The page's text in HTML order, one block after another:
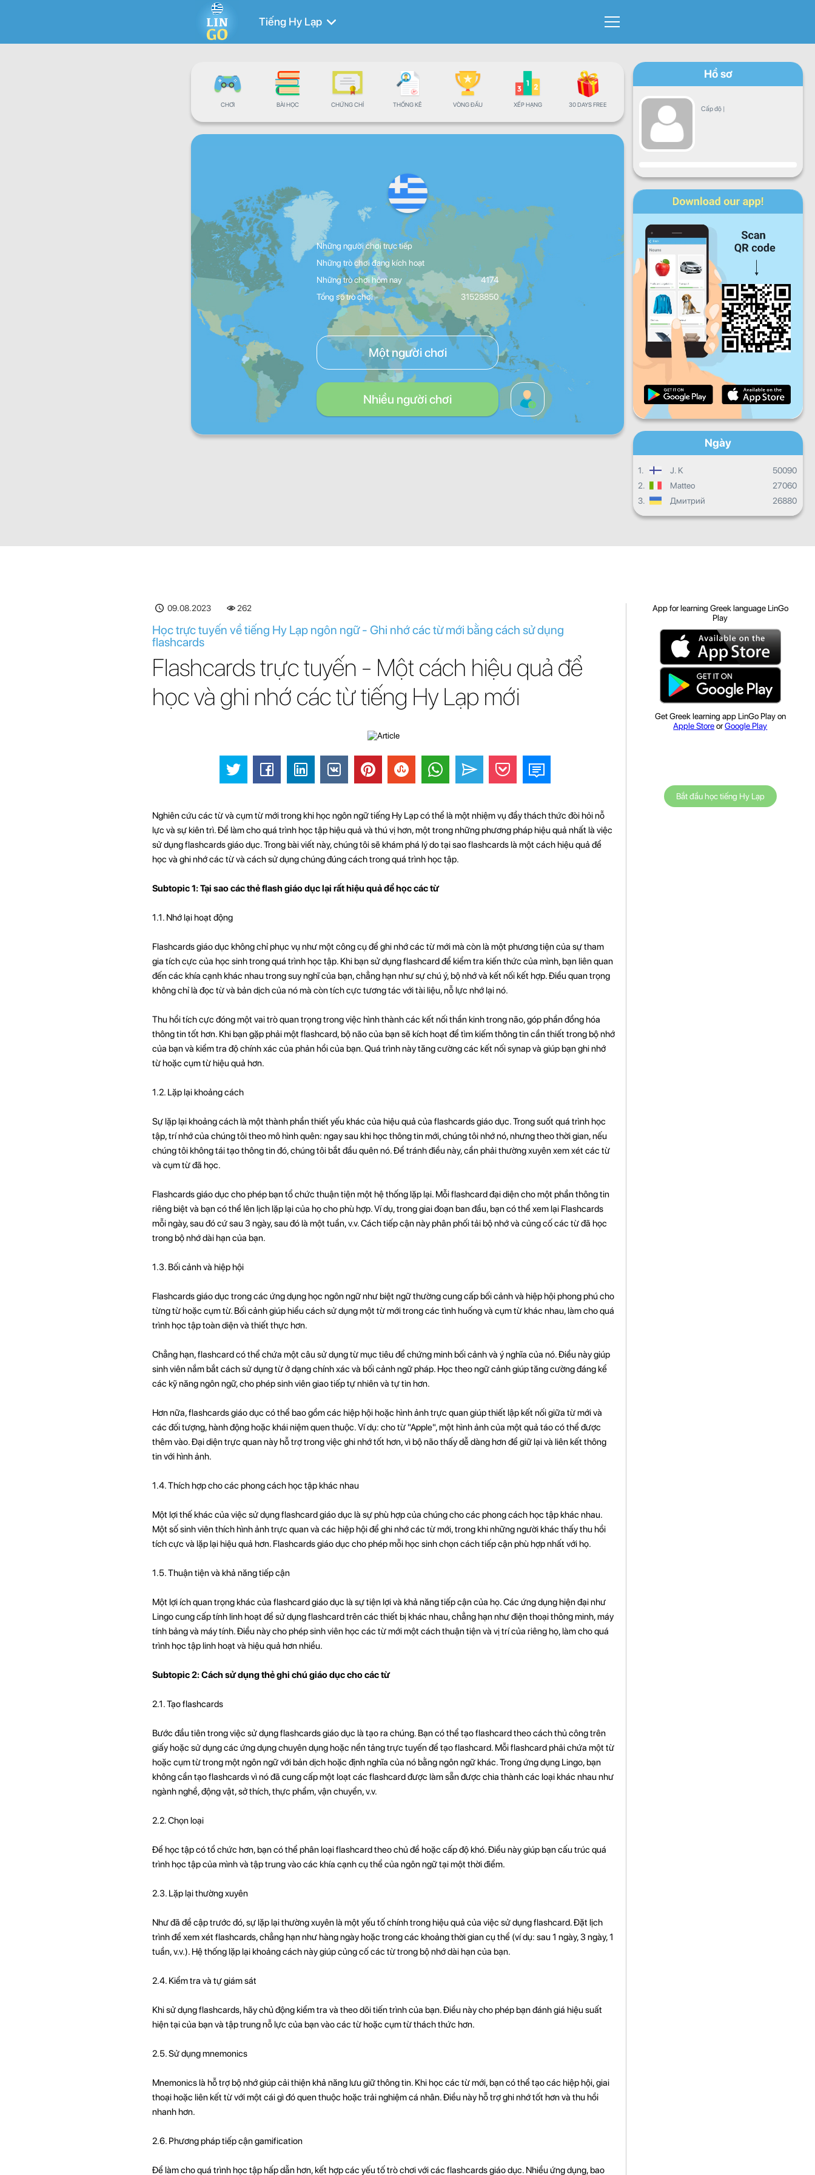
Tiếng Hy Lạp
CHƠI BÀI HỌC CHỨNG CHỈ THỐNG KÊ VÒNG ĐẤU XẾP HẠNG 30 DAYS FREE
Những người chơi trực tiếp
Những trò chơi đang kích hoạt
Những trò chơi hôm nay
4174
Tổng số trò chơi
31528850
Một người chơi
Nhiều người chơi
Hồ sơ
Cấp độ |
Sự tiến triển
Thứ hai Thứ tư Thứ
Thứ sáu Thứ bảy Chủ
nhật
Quá trình hàng ngày
Quá trình hàng tháng
Sự tiến triển chung
Ngày
1. J. K
50090
2.
Matteo
27060
3.
Дмитрий 26880
09.08.2023 262
Học trực tuyến về tiếng Hy Lạp ngôn ngữ - Ghi nhớ các từ mới bằng cách sử dụng
flashcards
Flashcards trực tuyến - Một cách hiệu quả để
học và ghi nhớ các từ tiếng Hy Lạp mới
Nghiên cứu các từ và cụm từ mới trong khi học ngôn ngữ tiếng Hy Lạp có thể là một nhiệm vụ đầy thách thức đòi hỏi nỗ
lực và sự kiên trì. Để làm cho quá trình học tập hiệu quả và thú vị hơn, một trong những phương pháp hiệu quả nhất là việc
sử dụng flashcards giáo dục. Trong bài viết này, chúng tôi sẽ khám phá lý do tại sao flashcards là một cách hiệu quả để
học và ghi nhớ các từ và cách sử dụng chúng đúng cách trong quá trình học tập.
Subtopic 1: Tại sao các thẻ flash giáo dục lại rất hiệu quả để học các từ
1.1. Nhớ lại hoạt động
Flashcards giáo dục không chỉ phục vụ như một công cụ để ghi nhớ các từ mới mà còn là một phương tiện của sự tham
gia tích cực của học sinh trong quá trình học tập. Khi bạn sử dụng flashcard để kiểm tra kiến ​​thức của mình, bạn liên quan
đến các khía cạnh khác nhau trong suy nghĩ của bạn, chẳng hạn như sự chú ý, bộ nhớ và kết nối kết hợp. Điều quan trọng
không chỉ là đọc từ và bản dịch của nó mà còn tích cực tương tác với tài liệu, nỗ lực nhớ lại nó.
Thu hồi tích cực đóng một vai trò quan trọng trong việc hình thành các kết nối thần kinh trong não, góp phần đồng hóa
thông tin tốt hơn. Khi bạn gặp phải một flashcard, bộ não của bạn sẽ kích hoạt để tìm kiếm thông tin cần thiết trong bộ nhớ
của bạn và kiểm tra độ chính xác của phản hồi của bạn. Quá trình này tăng cường các kết nối synap và giúp bạn ghi nhớ
từ hoặc cụm từ hiệu quả hơn.
1.2. Lặp lại khoảng cách
Sự lặp lại khoảng cách là một thành phần thiết yếu khác của hiệu quả của flashcards giáo dục. Trong suốt quá trình học
tập, trí nhớ của chúng tôi theo mô hình quên: ngay sau khi học thông tin mới, chúng tôi nhớ nó, nhưng theo thời gian, nếu
chúng tôi không tái tạo thông tin đó, chúng tôi bắt đầu quên nó. Để tránh điều này, cần phải thường xuyên xem xét các từ
và cụm từ đã học.
Flashcards giáo dục cho phép bạn tổ chức thuận tiện một hệ thống lặp lại. Mỗi flashcard đại diện cho một phần thông tin
riêng biệt và bạn có thể lên lịch lặp lại của họ cho phù hợp. Ví dụ, trong giai đoạn ban đầu, bạn có thể xem lại Flashcards
mỗi ngày, sau đó cứ sau 3 ngày, sau đó là một tuần, v.v. Cách tiếp cận này phân phối tải bộ nhớ và củng cố các từ đã học
trong bộ nhớ dài hạn của bạn.
1.3. Bối cảnh và hiệp hội
Flashcards giáo dục trong các ứng dụng học ngôn ngữ như biệt ngữ thường cung cấp bối cảnh và hiệp hội phong phú cho
từng từ hoặc cụm từ. Bối cảnh giúp hiểu cách sử dụng một từ mới trong các tình huống và cụm từ khác nhau, làm cho quá
trình học tập toàn diện và thiết thực hơn.
Chẳng hạn, flashcard có thể chứa một câu sử dụng từ mục tiêu để chứng minh bối cảnh và ý nghĩa của nó. Điều này giúp
sinh viên nắm bắt cách sử dụng từ ở dạng chính xác và bối cảnh ngữ pháp. Học theo ngữ cảnh giúp tăng cường đáng kể
các kỹ năng ngôn ngữ, cho phép sinh viên giao tiếp tự nhiên và tự tin hơn.
Hơn nữa, flashcards giáo dục có thể bao gồm các hiệp hội hoặc hình ảnh trực quan giúp thiết lập kết nối giữa từ mới và
các đối tượng, hành động hoặc khái niệm quen thuộc. Ví dụ: cho từ "Apple", một hình ảnh của một quả táo có thể được
thêm vào. Đại diện trực quan này hỗ trợ trong việc ghi nhớ tốt hơn, vì bộ não thấy dễ dàng hơn để giữ lại và liên kết thông
tin với hình ảnh.
1.4. Thích hợp cho các phong cách học tập khác nhau
Một lợi thế khác của việc sử dụng flashcard giáo dục là sự phù hợp của chúng cho các phong cách học tập khác nhau.
Một số sinh viên thích hình ảnh trực quan và các hiệp hội để ghi nhớ các từ mới, trong khi những người khác thấy thu hồi
tích cực và lặp lại hiệu quả hơn. Flashcards giáo dục cho phép mỗi học sinh chọn cách tiếp cận phù hợp nhất với họ.
1.5. Thuận tiện và khả năng tiếp cận
Một lợi ích quan trọng khác của flashcard giáo dục là sự tiện lợi và khả năng tiếp cận của họ. Các ứng dụng hiện đại như
Lingo cung cấp tính linh hoạt để sử dụng flashcard trên các thiết bị khác nhau, chẳng hạn như điện thoại thông minh, máy
tính bảng và máy tính. Điều này cho phép sinh viên học các từ mới một cách thuận tiện và vị trí của riêng họ, làm cho quá
trình học tập linh hoạt và hiệu quả hơn nhiều.
Subtopic 2: Cách sử dụng thẻ ghi chú giáo dục cho các từ
2.1. Tạo flashcards
Bước đầu tiên trong việc sử dụng flashcards giáo dục là tạo ra chúng. Bạn có thể tạo flashcard theo cách thủ công trên
giấy hoặc sử dụng các ứng dụng chuyên dụng hoặc nền tảng trực tuyến để tạo flashcard. Mỗi flashcard phải chứa một từ
hoặc cụm từ trong một ngôn ngữ với bản dịch hoặc định nghĩa của nó bằng ngôn ngữ khác. Trong ứng dụng Lingo, bạn
không cần tạo flashcards vì nó đã cung cấp một loạt các flashcard được làm sẵn được chia thành các loại khác nhau như
ngành nghề, động vật, sở thích, thực phẩm, vận chuyển, v.v.
2.2. Chọn loại
Để học tập có tổ chức hơn, bạn có thể phân loại flashcard theo chủ đề hoặc cấp độ khó. Điều này giúp bạn cấu trúc quá
trình học tập của mình và tập trung vào các khía cạnh cụ thể của ngôn ngữ tại một thời điểm.
2.3. Lặp lại thường xuyên
Như đã đề cập trước đó, sự lặp lại thường xuyên là một yếu tố chính trong hiệu quả của việc sử dụng flashcard. Đặt lịch
trình để xem xét flashcards, chẳng hạn như hàng ngày hoặc trong các khoảng thời gian cụ thể (ví dụ: sau 1 ngày, 3 ngày, 1
tuần, v.v.). Hệ thống lặp lại khoảng cách này giúp củng cố các từ trong bộ nhớ dài hạn của bạn.
2.4. Kiểm tra và tự giám sát
Khi sử dụng flashcards, hãy chủ động kiểm tra và theo dõi tiến trình của bạn. Điều này cho phép bạn đánh giá hiệu suất
hiện tại của bạn và tập trung nỗ lực của bạn vào các từ hoặc cụm từ thách thức hơn.
2.5. Sử dụng mnemonics
Mnemonics là hỗ trợ bộ nhớ giúp cải thiện khả năng lưu giữ thông tin. Khi học các từ mới, bạn có thể tạo các hiệp hội, giai
thoại hoặc liên kết từ với một cái gì đó quen thuộc hoặc trải nghiệm cá nhân. Điều này hỗ trợ ghi nhớ tốt hơn và thu hồi
nhanh hơn.
2.6. Phương pháp tiếp cận gamification
Để làm cho quá trình học tập hấp dẫn hơn, kết hợp các yếu tố trò chơi với các flashcards giáo dục. Nhiều ứng dụng, bao
App for learning Greek language LinGo
Play
Get Greek learning app LinGo Play on
Apple StoreorGoogle Play
Bắt đầu học tiếng Hy Lạp